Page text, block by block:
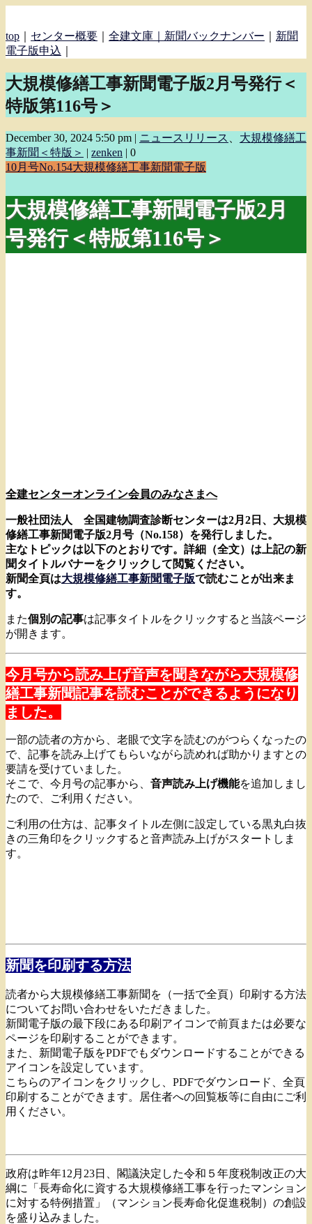
top センター概要 全建文庫｜ 新聞バックナンバー
新聞
電子版申込
大規模修繕工事新聞電子版2月号発行＜
特版第116号＞
December 30, 2024 5:50 pm | ニュースリリース
大規模修繕工
事新聞＜特版＞ | zenken | 0
10月号No.154大規模修繕工事新聞電子版
大規模修繕工事新聞電子版2月
号発行＜特版第116号＞
全建センターオンライン会員のみなさまへ
一般社団法人 全国建物調査診断センターは2月2日、大規模
修繕工事新聞電子版2月号（No.158）を発行しました。
主なトピックは以下のとおりです。詳細（全文）は上記の新
聞タイトルバナーをクリックして閲覧ください。
新聞全頁は大規模修繕工事新聞電子版で読むことが出来ま
す。
また個別の記事は記事タイトルをクリックすると当該ページ
が開きます。
今月号から読み上げ音声を聞きながら大規模修
繕工事新聞記事を読むことができるようになり
ました。
一部の読者の方から、老眼で文字を読むのがつらくなったの
で、記事を読み上げてもらいながら読めれば助かりますとの
要請を受けていました。
そこで、今月号の記事から、 音声読み上げ機能を追加しまし
たので、ご利用ください。
ご利用の仕方は、記事タイトル左側に設定している黒丸白抜
きの三角印をクリックすると音声読み上げがスタートしま
す。
新聞を印刷する方法
読者から大規模修繕工事新聞を（一括で全頁）印刷する方法
についてお問い合わせをいただきました。
新聞電子版の最下段にある印刷アイコンで前頁または必要な
ページを印刷することができます。
また、新聞電子版をPDFでもダウンロードすることができる
アイコンを設定しています。
こちらのアイコンをクリックし、PDFでダウンロード、全頁
印刷することができます。居住者への回覧板等に自由にご利
用ください。
政府は昨年12月23日、閣議決定した令和５年度税制改正の大
綱に「長寿命化に資する大規模修繕工事を行ったマンション
に対する特例措置」（マンション長寿命化促進税制）の創設
を盛り込みました。